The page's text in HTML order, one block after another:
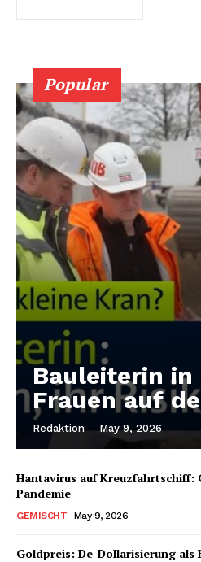
Popular
Bauleiterin in
Frauen auf
Redaktion - May 9, 2026
Hantavirus auf Kreuzfahrtschiff:
Pandemie
GEMISCHT May 9, 2026
Goldpreis: De-Dollarisierung als